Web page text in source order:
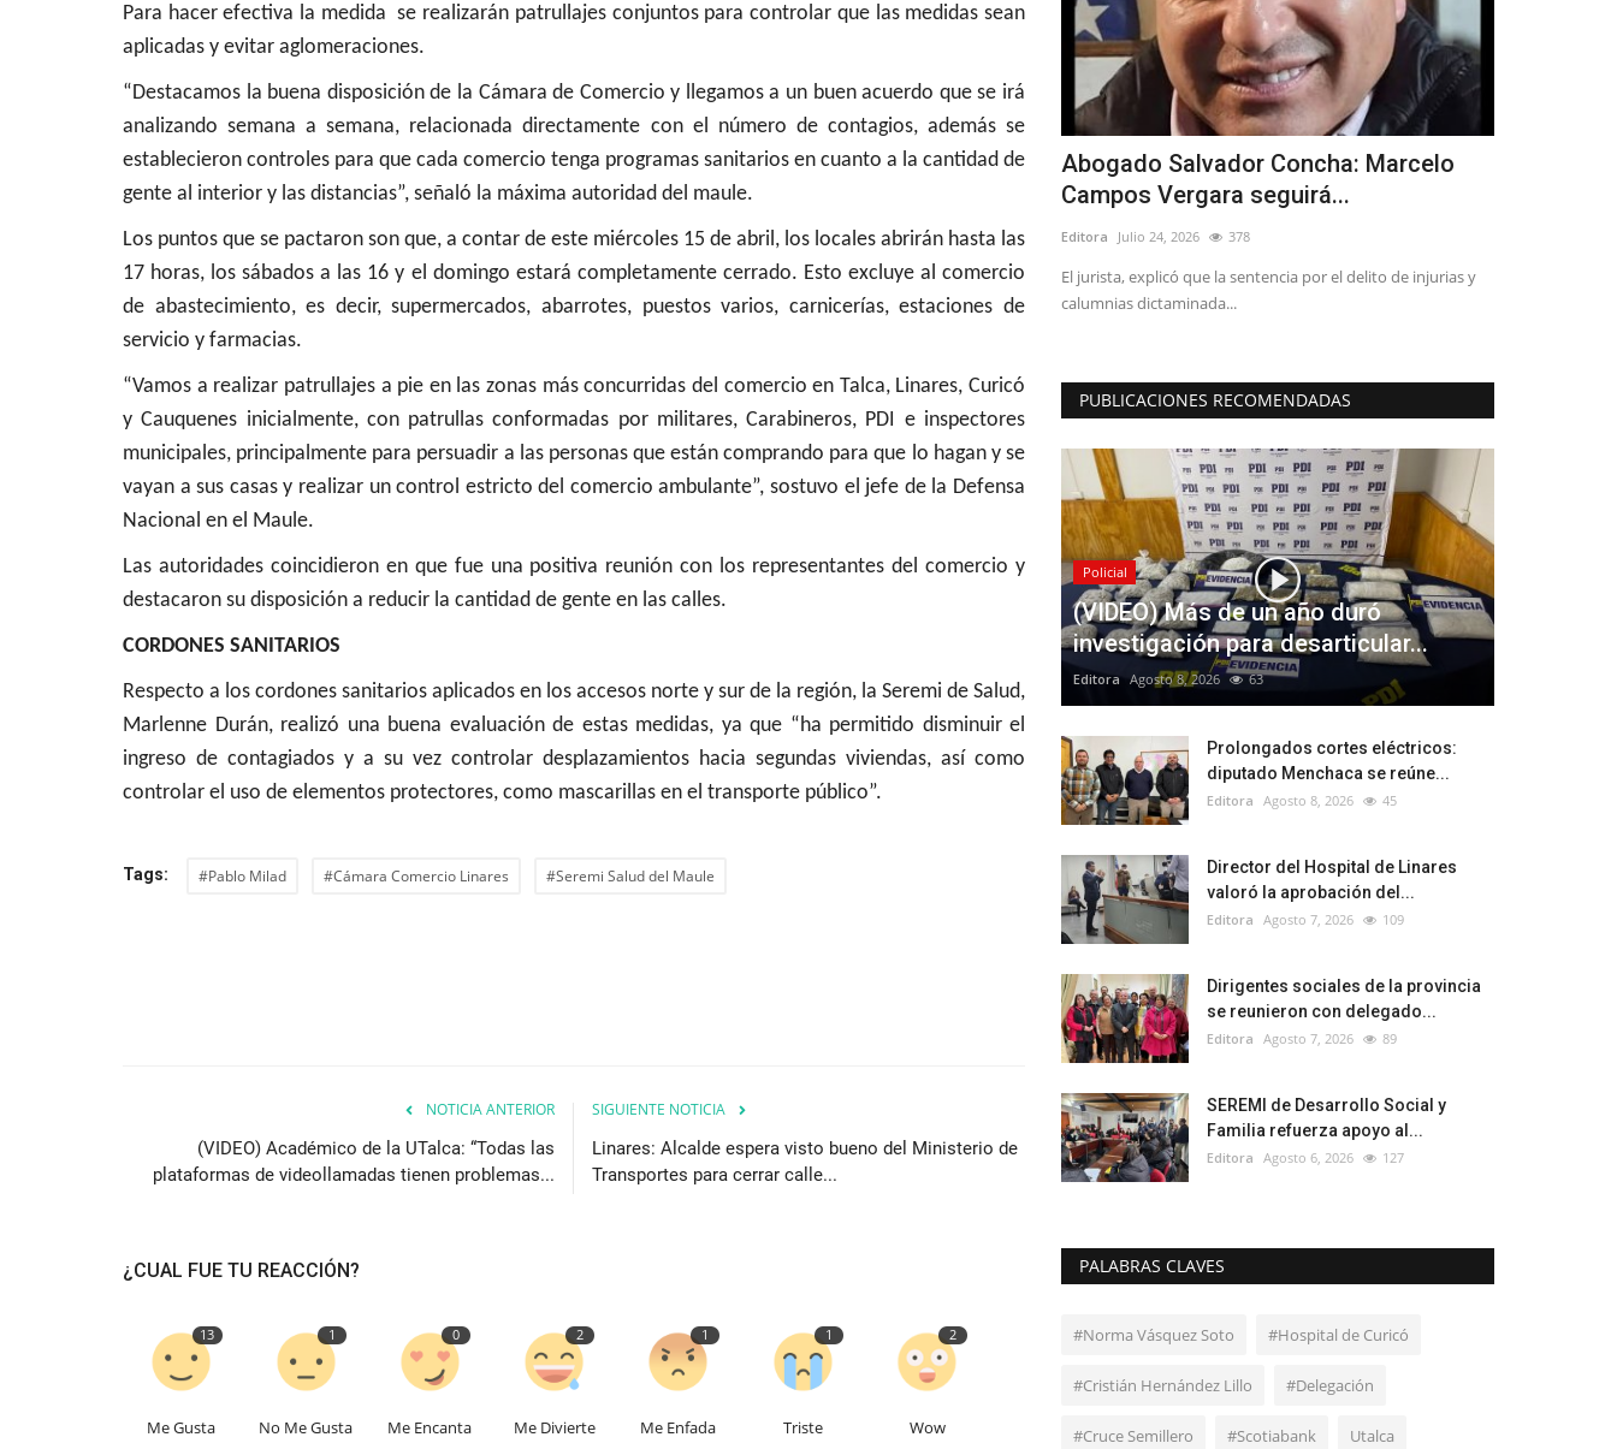
Para hacer efectiva la medida se realizarán patrullajes conjuntos para controlar que las medidas sean
aplicadas y evitar aglomeraciones.
“Destacamos la buena disposición de la Cámara de Comercio y llegamos a un buen acuerdo que se irá
analizando semana a semana, relacionada directamente con el número de contagios, además se
establecieron controles para que cada comercio tenga programas sanitarios en cuanto a la cantidad de
gente al interior y las distancias”, señaló la máxima autoridad del maule.
Los puntos que se pactaron son que, a contar de este miércoles 15 de abril, los locales abrirán hasta las
17 horas, los sábados a las 16 y el domingo estará completamente cerrado. Esto excluye al comercio
de abastecimiento, es decir, supermercados, abarrotes, puestos varios, carnicerías, estaciones de
servicio y farmacias.
“Vamos a realizar patrullajes a pie en las zonas más concurridas del comercio en Talca, Linares, Curicó
y Cauquenes inicialmente, con patrullas conformadas por militares, Carabineros, PDI e inspectores
municipales, principalmente para persuadir a las personas que están comprando para que lo hagan y se
vayan a sus casas y realizar un control estricto del comercio ambulante”, sostuvo el jefe de la Defensa
Nacional en el Maule.
Las autoridades coincidieron en que fue una positiva reunión con los representantes del comercio y
destacaron su disposición a reducir la cantidad de gente en las calles.
CORDONES SANITARIOS
Respecto a los cordones sanitarios aplicados en los accesos norte y sur de la región, la Seremi de Salud,
Marlenne Durán, realizó una buena evaluación de estas medidas, ya que “ha permitido disminuir el
ingreso de contagiados y a su vez controlar desplazamientos hacia segundas viviendas, así como
controlar el uso de elementos protectores, como mascarillas en el transporte público”.
Tags: #Pablo Milad #Cámara Comercio Linares #Seremi Salud del Maule
NOTICIA ANTERIOR
(VIDEO) Académico de la UTalca: “Todas las
plataformas de videollamadas tienen problemas...
SIGUIENTE NOTICIA
Linares: Alcalde espera visto bueno del Ministerio de
Transportes para cerrar calle...
¿CUAL FUE TU REACCIÓN?
13
Me Gusta
1
No Me Gusta
0
Me Encanta
2
Me Divierte
1
Me Enfada
1
Triste
2
Wow
una propuesta escénica
reciclaje que...
159
a cargo del montaje es Los Fi, que con más de
de trayectoria...
¿Quién es Jorge Alvial?, el nuevo
controlador de la SADP...
Editora Febrero 18, 2026 1043
El empresario iquiqueño, es dueño además del Club Herrera
FC de la Primera División...
Abogado Salvador Concha: Marcelo
Campos Vergara seguirá...
Editora Julio 24, 2026 378
El jurista, explicó que la sentencia por el delito de injurias y
calumnias dictaminada...
Linares tiene campeón nacional
Compak Sporting
Editora
Víctor Rodríguez Rojas, que además es el
PUBLICACIONES RECOMENDADAS
Policial
(VIDEO) Más de un año duró
investigación para desarticular...
Editora Agosto 8, 2026 63
Prolongados cortes eléctricos:
diputado Menchaca se reúne...
Editora Agosto 8, 2026 45
Director del Hospital de Linares
valoró la aprobación del...
Editora Agosto 7, 2026 109
Dirigentes sociales de la provincia
se reunieron con delegado...
Editora Agosto 7, 2026 89
SEREMI de Desarrollo Social y
Familia refuerza apoyo al...
Editora Agosto 6, 2026 127
PALABRAS CLAVES
#Norma Vásquez Soto #Hospital de Curicó
#Cristián Hernández Lillo #Delegación
#Cruce Semillero #Scotiabank Utalca